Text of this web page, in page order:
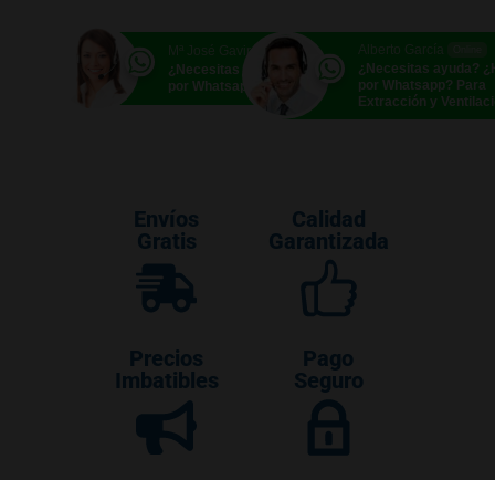
Mª José Gavira Online
¿Necesitas ayuda? ¿Hablamos
por Whatsapp?
¿Necesitas ayuda?
por Whatsapp? Para
Extracción y
Envíos
Gratis
Calidad
Garantizada
Precios
Imbatibles
Pago
Seguro